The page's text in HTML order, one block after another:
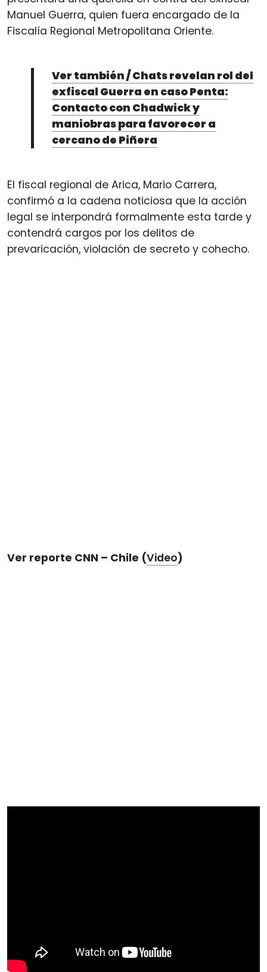
Manuel Guerra, quien fuera encargado de la
Fiscalía Regional Metropolitana Oriente.
Ver también / Chats revelan rol del
exfiscal Guerra en caso Penta:
Contacto con Chadwick y
maniobras para favorecer a
cercano de Piñera
El fiscal regional de Arica, Mario Carrera,
confirmó a la cadena noticiosa que la acción
legal se interpondrá formalmente esta tarde y
contendrá cargos por los delitos de
prevaricación, violación de secreto y cohecho.
Ver reporte CNN – Chile (Video)